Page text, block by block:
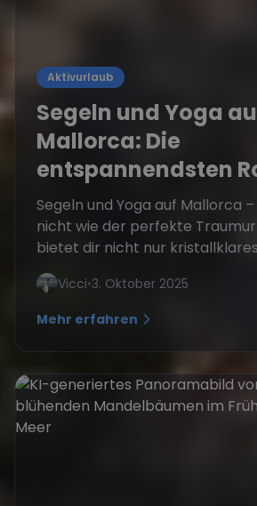
Aktivurlaub
Segeln und Yoga
Mallorca: Die
entspannendsten
Segeln und Yoga auf Mallorca
nicht wie der perfekte
bietet dir nicht nur
Vicci•3. Oktober 2025
Mehr erfahren